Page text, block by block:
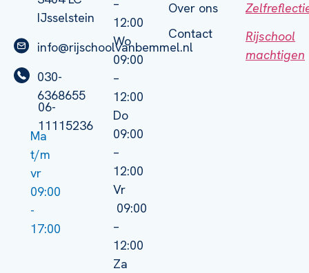
IJsselstein
info@rijschoolvanbemmel.nl
030-
6368655
06-
11115236
Ma
t/m
vr
09:00
-
17:00
–
12:00
Wo
09:00
–
12:00
Do
09:00
–
12:00
Vr
09:00
–
12:00
Za
Over ons
Contact
Rijschool
machtigen